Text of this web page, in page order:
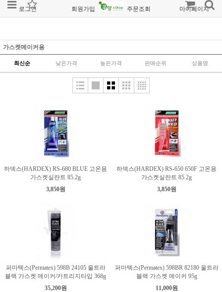
로그인 회원가입 주문조회 마이페이지
가스켓메이커용
최신순 낮은가격 높은가격 판매순위 상품명
하덱스(HARDEX) RS-680 BLUE 고온용
가스켓실란트 85.2g
3,850원
하덱스(HARDEX) RS-650 650F 고온용
가스켓실란트 85.2g
3,850원
퍼마텍스(Permatex) 598B 24105 울트라
블랙 가스켓 메이커/카트리지타입 368g
35,200원
퍼마텍스(Permatex) 598BR 82180 울트라
블랙 가스켓 메이커 95g
11,000원